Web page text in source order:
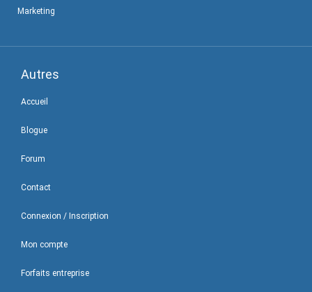
Marketing
Autres
Accueil
Blogue
Forum
Contact
Connexion / Inscription
Mon compte
Forfaits entreprise